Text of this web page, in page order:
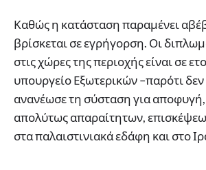
Καθώς η κατάσταση παραμένει
βρίσκεται σε εγρήγορση. Οι
στις χώρες της περιοχής είναι σε
υπουργείο Εξωτερικών –παρότι δεν
ανανέωσε τη σύσταση για αποφυγή,
απολύτως απαραίτητων,
στα παλαιστινιακά εδάφη και στο